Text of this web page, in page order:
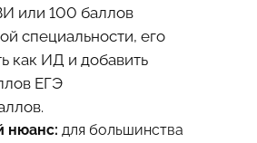
или 100 баллов
специальности, его
как ИД и добавить
ЕГЭ
нюанс: для большинства